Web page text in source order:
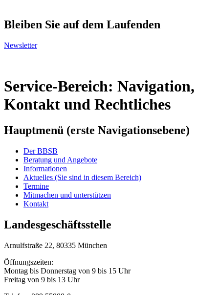
Bleiben Sie auf dem Laufenden
Newsletter
Service-Bereich: Navigation,
Kontakt und Rechtliches
Hauptmenü (erste Navigationsebene)
Der BBSB
Beratung und Angebote
Informationen
Aktuelles (Sie sind in diesem Bereich)
Termine
Mitmachen und unterstützen
Kontakt
Landesgeschäftsstelle
Arnulfstraße 22, 80335 München
Öffnungszeiten:
Montag bis Donnerstag von 9 bis 15 Uhr
Freitag von 9 bis 13 Uhr